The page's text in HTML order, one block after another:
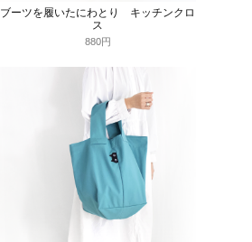
ブーツを履いたにわとり キッチンクロ
ス
880円